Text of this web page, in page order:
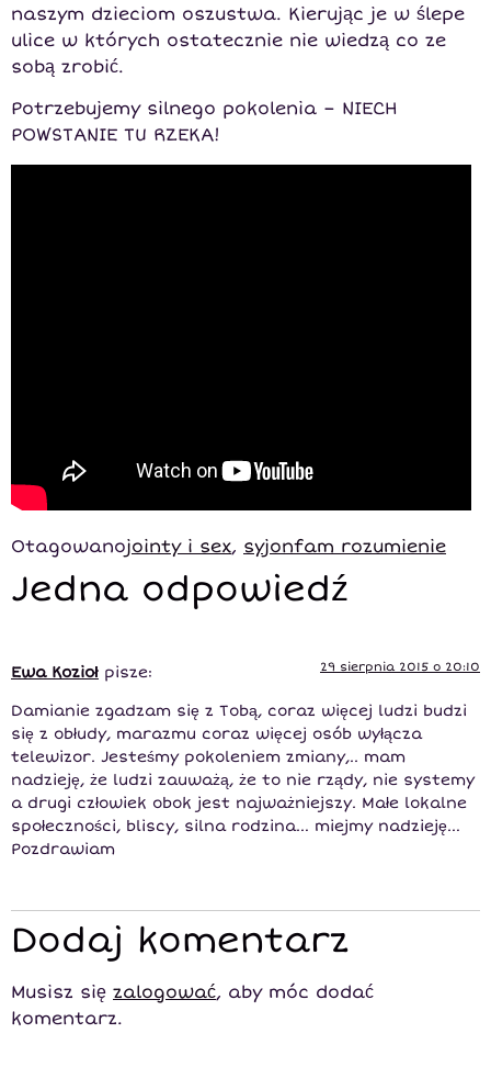
naszym dzieciom oszustwa. Kierując je w ślepe
ulice w których ostatecznie nie wiedzą co ze
sobą zrobić.
Potrzebujemy silnego pokolenia – NIECH
POWSTANIE TU RZEKA!
Otagowanojointy i sex, syjonfam rozumienie
Jedna odpowiedź
Ewa Kozioł pisze: 29 sierpnia 2015 o 20:10
Damianie zgadzam się z Tobą, coraz więcej ludzi budzi
się z obłudy, marazmu coraz więcej osób wyłącza
telewizor. Jesteśmy pokoleniem zmiany,.. mam
nadzieję, że ludzi zauważą, że to nie rządy, nie systemy
a drugi człowiek obok jest najważniejszy. Małe lokalne
społeczności, bliscy, silna rodzina… miejmy nadzieję…
Pozdrawiam
Dodaj komentarz
Musisz się zalogować, aby móc dodać
komentarz.